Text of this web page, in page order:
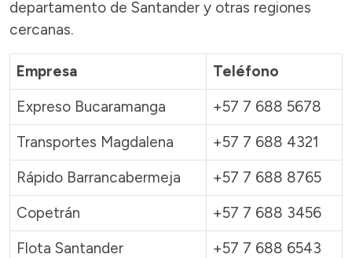
departamento de Santander y otras regiones
cercanas.
Empresa
Teléfono
Expreso Bucaramanga
+57 7 688 5678
Transportes Magdalena
+57 7 688 4321
Rápido Barrancabermeja
+57 7 688 8765
Copetrán
+57 7 688 3456
Flota Santander
+57 7 688 6543